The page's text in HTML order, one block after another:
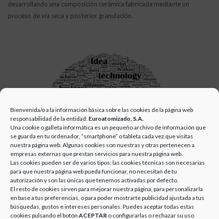
Bienvenida/o a la información básica sobre las cookies de la página web
responsabilidad de la entidad: Euroatomizado, S.A.
Una cookie o galleta informática es un pequeño archivo de información que
se guarda en tu ordenador, “smartphone” o tableta cada vez que visitas
nuestra página web. Algunas cookies son nuestras y otras pertenecen a
empresas externas que prestan servicios para nuestra página web.
Las cookies pueden ser de varios tipos: las cookies técnicas son necesarias
para que nuestra página web pueda funcionar, no necesitan de tu
autorización y son las únicas que tenemos activadas por defecto.
El resto de cookies sirven para mejorar nuestra página, para personalizarla
en base a tus preferencias, o para poder mostrarte publicidad ajustada a tus
búsquedas, gustos e intereses personales. Puedes aceptar todas estas
cookies pulsando el botón ACEPTAR o configurarlas o rechazar su uso
desarrollando una composición cerámica fabricada mediante un
proceso de vía seca y posterior granulación.
TAGS:COMPOSICIÓN CERÁMICA,GRANULACIÓN,GRUPO EUROATOMIZADO,
INNOVACIÓN,PROCESO DE VÍA SECA ,VÍA SECA
Navegación
PREVIOUS
Previous
GRUPO EUROATOMIZADO AMPLIA LA GAMA DE PRODUCTOS –